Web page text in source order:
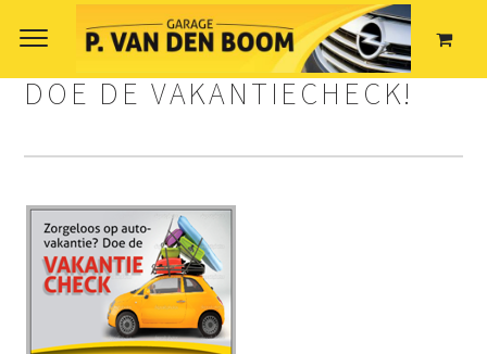
DOE DE VAKANTIECHECK!